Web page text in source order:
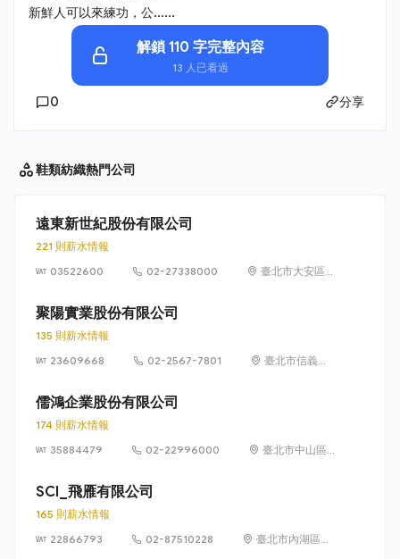
新鮮人可以來練功，公......
解鎖 110 字完整內容
13 人已看過
0 分享
鞋類紡織熱門公司
遠東新世紀股份有限公司
221 則薪水情報
03522600
02-27338000
臺北市大安區敦
聚陽實業股份有限公司
135 則薪水情報
23609668
02-2567-7801
臺北市信義區
儒鴻企業股份有限公司
174 則薪水情報
35884479
02-22996000
臺北市中山區
SCI_飛雁有限公司
165 則薪水情報
22866793
02-87510228
臺北市內湖區瑞